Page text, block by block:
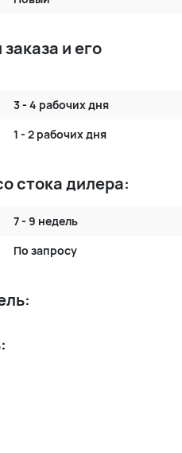
и его
3 - 4 рабочих дня
1 - 2 рабочих дня
стока дилера:
7 - 9 недель
По запросу